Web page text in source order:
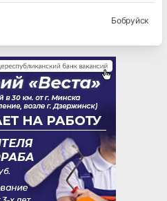
Бобруйск